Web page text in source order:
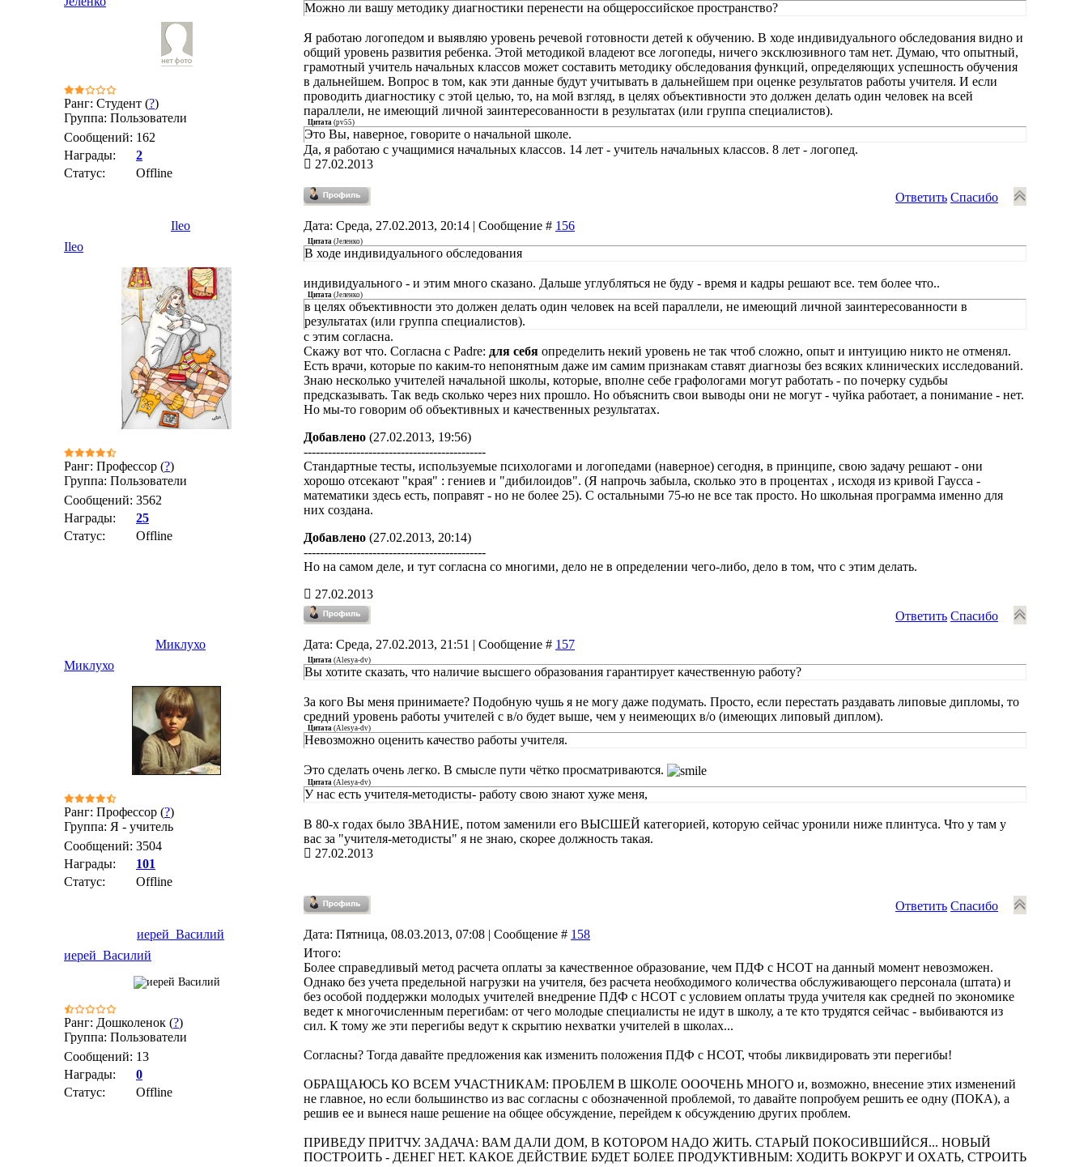
Ранг: Студент (?)
Группа: Пользователи
Сообщений: 162
Награды:
2
Статус:
Offline
Можно ли вашу методику диагностики перенести на общероссийское пространство?
Я работаю логопедом и выявляю уровень речевой готовности детей к обучению. В ходе индивидуального обследования видно и
общий уровень развития ребенка. Этой методикой владеют все логопеды, ничего эксклюзивного там нет. Думаю, что опытный,
грамотный учитель начальных классов может составить методику обследования функций, определяющих успешность обучения
в дальнейшем. Вопрос в том, как эти данные будут учитывать в дальнейшем при оценке результатов работы учителя. И если
проводить диагностику с этой целью, то, на мой взгляд, в целях объективности это должен делать один человек на всей
параллели, не имеющий личной заинтересованности в результатах (или группа специалистов).
Цитата (pv55)
Это Вы, наверное, говорите о начальной школе.
Да, я работаю с учащимися начальных классов. 14 лет - учитель начальных классов. 8 лет - логопед.
27.02.2013
Ответить Спасибо
Ileo Дата: Среда, 27.02.2013, 20:14 | Сообщение # 156
Ileo
Ранг: Профессор (?)
Группа: Пользователи
Сообщений: 3562
Награды:
25
Статус:
Offline
Цитата (Јеленко)
В ходе индивидуального обследования
индивидуального - и этим много сказано. Дальше углубляться не буду - время и кадры решают все. тем более что..
Цитата (Јеленко)
в целях объективности это должен делать один человек на всей параллели, не имеющий личной заинтересованности в
результатах (или группа специалистов).
с этим согласна.
Скажу вот что. Согласна с Padre: для себя определить некий уровень не так чтоб сложно, опыт и интуицию никто не отменял.
Есть врачи, которые по каким-то непонятным даже им самим признакам ставят диагнозы без всяких клинических исследований.
Знаю несколько учителей начальной школы, которые, вполне себе графологами могут работать - по почерку судьбы
предсказывать. Так ведь сколько через них прошло. Но объяснить свои выводы они не могут - чуйка работает, а понимание - нет.
Но мы-то говорим об объективных и качественных результатах.
Добавлено (27.02.2013, 19:56)
---------------------------------------------
Стандартные тесты, используемые психологами и логопедами (наверное) сегодня, в принципе, свою задачу решают - они
хорошо отсекают "края" : гениев и "дибилоидов". (Я напрочь забыла, сколько это в процентах , исходя из кривой Гаусса -
математики здесь есть, поправят - но не более 25). С остальными 75-ю не все так просто. Но школьная программа именно для
них создана.
Добавлено (27.02.2013, 20:14)
---------------------------------------------
Но на самом деле, и тут согласна со многими, дело не в определении чего-либо, дело в том, что с этим делать.
27.02.2013
Ответить Спасибо
Миклухо Дата: Среда, 27.02.2013, 21:51 | Сообщение # 157
Миклухо
Ранг: Профессор (?)
Группа: Я - учитель
Сообщений: 3504
Награды:
101
Статус:
Offline
Цитата (Alesya-dv)
Вы хотите сказать, что наличие высшего образования гарантирует качественную работу?
За кого Вы меня принимаете? Подобную чушь я не могу даже подумать. Просто, если перестать раздавать липовые дипломы, то
средний уровень работы учителей с в/о будет выше, чем у неимеющих в/о (имеющих липовый диплом).
Цитата (Alesya-dv)
Невозможно оценить качество работы учителя.
Это сделать очень легко. В смысле пути чётко просматриваются.
Цитата (Alesya-dv)
У нас есть учителя-методисты- работу свою знают хуже меня,
В 80-х годах было ЗВАНИЕ, потом заменили его ВЫСШЕЙ категорией, которую сейчас уронили ниже плинтуса. Что у там у
вас за "учителя-методисты" я не знаю, скорее должность такая.
27.02.2013
Ответить Спасибо
иерей_Василий Дата: Пятница, 08.03.2013, 07:08 | Сообщение # 158
иерей_Василий
Ранг: Дошколенок (?)
Группа: Пользователи
Сообщений: 13
Награды:
0
Статус:
Offline
Итого:
Более справедливый метод расчета оплаты за качественное образование, чем ПДФ с НСОТ на данный момент невозможен.
Однако без учета предельной нагрузки на учителя, без расчета необходимого количества обслуживающего персонала (штата) и
без особой поддержки молодых учителей внедрение ПДФ с НСОТ с условием оплаты труда учителя как средней по экономике
ведет к многочисленным перегибам: от чего молодые специалисты не идут в школу, а те кто трудятся сейчас - выбиваются из
сил. К тому же эти перегибы ведут к скрытию нехватки учителей в школах...
Согласны? Тогда давайте предложения как изменить положения ПДФ с НСОТ, чтобы ликвидировать эти перегибы!
ОБРАЩАЮСЬ КО ВСЕМ УЧАСТНИКАМ: ПРОБЛЕМ В ШКОЛЕ ОООЧЕНЬ МНОГО и, возможно, внесение этих изменений
не главное, но если большинство из вас согласны с обозначенной проблемой, то давайте попробуем решить ее одну (ПОКА), а
решив ее и вынеся наше решение на общее обсуждение, перейдем к обсуждению других проблем.
ПРИВЕДУ ПРИТЧУ. ЗАДАЧА: ВАМ ДАЛИ ДОМ, В КОТОРОМ НАДО ЖИТЬ. СТАРЫЙ ПОКОСИВШИЙСЯ... НОВЫЙ
ПОСТРОИТЬ - ДЕНЕГ НЕТ. КАКОЕ ДЕЙСТВИЕ БУДЕТ БОЛЕЕ ПРОДУКТИВНЫМ: ХОДИТЬ ВОКРУГ И ОХАТЬ, СТРОИТЬ